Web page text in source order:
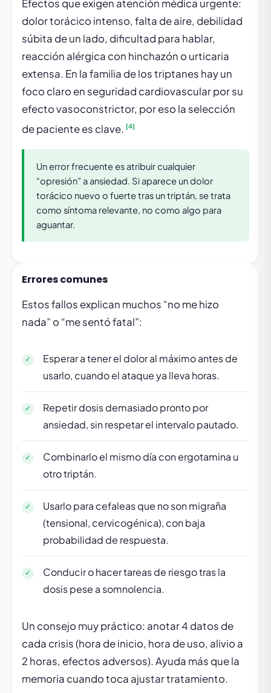
Efectos que exigen atención médica urgente:
dolor torácico intenso, falta de aire, debilidad
súbita de un lado, dificultad para hablar,
reacción alérgica con hinchazón o urticaria
extensa. En la familia de los triptanes hay un
foco claro en seguridad cardiovascular por su
efecto vasoconstrictor, por eso la selección
de paciente es clave. [4]
Un error frecuente es atribuir cualquier
“opresión” a ansiedad. Si aparece un dolor
torácico nuevo o fuerte tras un triptán, se trata
como síntoma relevante, no como algo para
aguantar.
Errores comunes
Estos fallos explican muchos “no me hizo
nada” o “me sentó fatal”:
Esperar a tener el dolor al máximo antes de
usarlo, cuando el ataque ya lleva horas.
Repetir dosis demasiado pronto por
ansiedad, sin respetar el intervalo pautado.
Combinarlo el mismo día con ergotamina u
otro triptán.
Usarlo para cefaleas que no son migraña
(tensional, cervicogénica), con baja
probabilidad de respuesta.
Conducir o hacer tareas de riesgo tras la
dosis pese a somnolencia.
Un consejo muy práctico: anotar 4 datos de
cada crisis (hora de inicio, hora de uso, alivio a
2 horas, efectos adversos). Ayuda más que la
memoria cuando toca ajustar tratamiento.